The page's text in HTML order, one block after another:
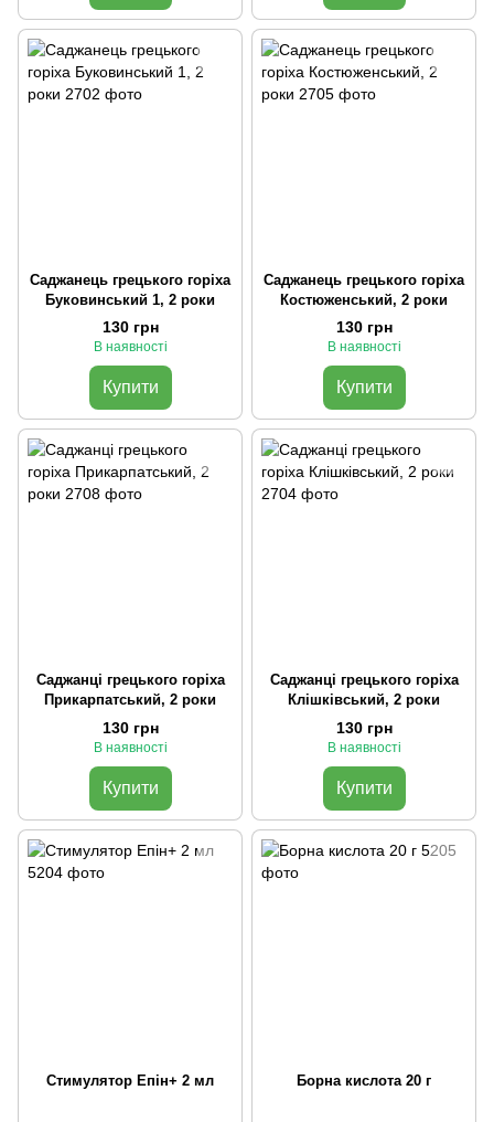
Саджанець грецького горіха
Буковинський 1, 2 роки
130 грн
В наявності
Купити
Саджанець грецького горіха
Костюженський, 2 роки
130 грн
В наявності
Купити
Саджанці грецького горіха
Прикарпатський, 2 роки
130 грн
В наявності
Купити
Саджанці грецького горіха
Клішківський, 2 роки
130 грн
В наявності
Купити
Стимулятор Епін+ 2 мл Борна кислота 20 г